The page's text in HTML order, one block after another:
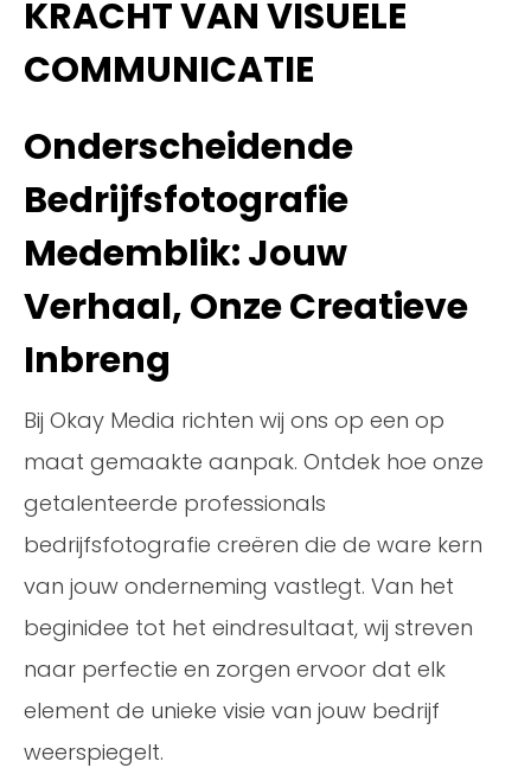
KRACHT VAN VISUELE
COMMUNICATIE
Onderscheidende
Bedrijfsfotografie
Medemblik: Jouw
Verhaal, Onze Creatieve
Inbreng
Bij Okay Media richten wij ons op een op
maat gemaakte aanpak. Ontdek hoe onze
getalenteerde professionals
bedrijfsfotografie creëren die de ware kern
van jouw onderneming vastlegt. Van het
beginidee tot het eindresultaat, wij streven
naar perfectie en zorgen ervoor dat elk
element de unieke visie van jouw bedrijf
weerspiegelt.